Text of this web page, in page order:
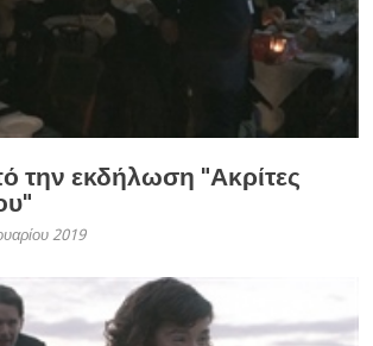
την εκδήλωση "Ακρίτες
2019